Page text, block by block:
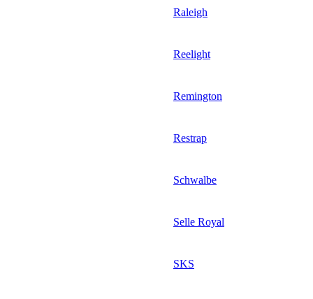
Raleigh
Reelight
Remington
Restrap
Schwalbe
Selle Royal
SKS